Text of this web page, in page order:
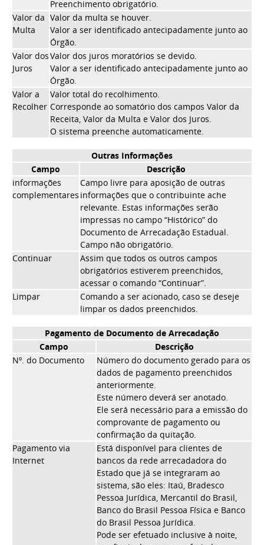
Preenchimento obrigatório.
Valor da
Multa
Valor da multa se houver.
Valor a ser identificado antecipadamente junto ao
Órgão.
Valor dos
Juros
Valor dos juros moratórios se devido.
Valor a ser identificado antecipadamente junto ao
Órgão.
Valor a
Recolher
Valor total do recolhimento.
Corresponde ao somatório dos campos Valor da
Receita, Valor da Multa e Valor dos Juros.
O sistema preenche automaticamente.
Outras Informações
Campo
Descrição
informações
complementares
Campo livre para aposição de outras
informações que o contribuinte ache
relevante. Estas informações serão
impressas no campo “Histórico” do
Documento de Arrecadação Estadual.
Campo não obrigatório.
Continuar
Assim que todos os outros campos
obrigatórios estiverem preenchidos,
acessar o comando “Continuar”.
Limpar
Comando a ser acionado, caso se deseje
limpar os dados preenchidos.
Pagamento de Documento de Arrecadação
Campo
Descrição
Nº. do Documento
Número do documento gerado para os
dados de pagamento preenchidos
anteriormente.
Este número deverá ser anotado.
Ele será necessário para a emissão do
comprovante de pagamento ou
confirmação da quitação.
Pagamento via
Internet
Está disponível para clientes de
bancos da rede arrecadadora do
Estado que já se integraram ao
sistema, são eles: Itaú, Bradesco
Pessoa Jurídica, Mercantil do Brasil,
Banco do Brasil Pessoa Física e Banco
do Brasil Pessoa Jurídica.
Pode ser efetuado inclusive à noite,